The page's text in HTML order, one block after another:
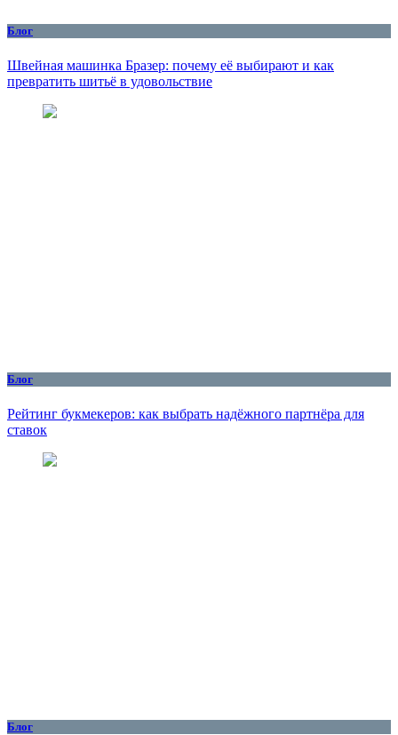
Блог
Швейная машинка Бразер: почему её выбирают и как
превратить шитьё в удовольствие
Блог
Рейтинг букмекеров: как выбрать надёжного партнёра для
ставок
Блог